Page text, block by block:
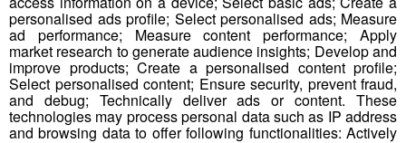
communale dans les mois et années à venir.
personalised ads profile; Select personalised ads; Measure
ad performance; Measure content performance; Apply
market research to generate audience insights; Develop and
improve products; Create a personalised content profile;
Select personalised content; Ensure security, prevent fraud,
and debug; Technically deliver ads or content. These
technologies may process personal data such as IP address
and browsing data to offer following functionalities: Actively